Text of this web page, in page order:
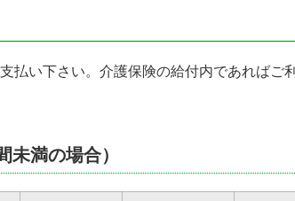
払い下さい。介護保険の給付内であればご
満の場合）